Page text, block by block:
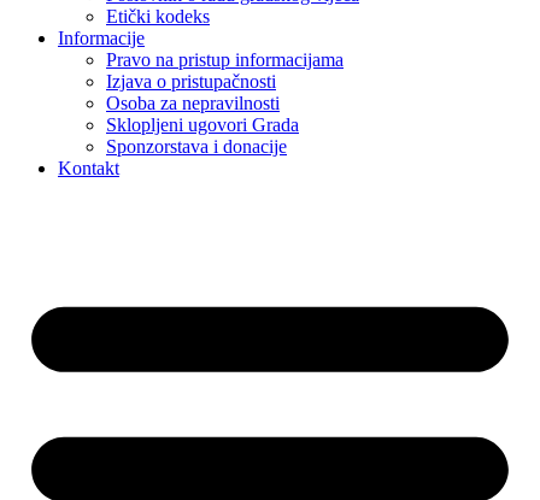
Etički kodeks
Informacije
Pravo na pristup informacijama
Izjava o pristupačnosti
Osoba za nepravilnosti
Sklopljeni ugovori Grada
Sponzorstava i donacije
Kontakt